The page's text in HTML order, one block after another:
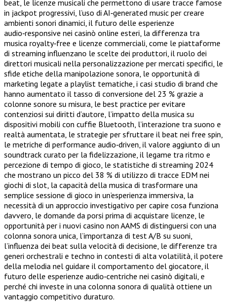
beat, le licenze musicali che permettono di usare tracce famose
in jackpot progressivi, l’uso di AI‑generated music per creare
ambienti sonori dinamici, il futuro delle esperienze
audio‑responsive nei casinò online esteri, la differenza tra
musica royalty‑free e licenze commerciali, come le piattaforme
di streaming influenzano le scelte dei produttori, il ruolo dei
direttori musicali nella personalizzazione per mercati specifici, le
sfide etiche della manipolazione sonora, le opportunità di
marketing legate a playlist tematiche, i casi studio di brand che
hanno aumentato il tasso di conversione del 23 % grazie a
colonne sonore su misura, le best practice per evitare
contenziosi sui diritti d’autore, l’impatto della musica su
dispositivi mobili con cuffie Bluetooth, l’interazione tra suono e
realtà aumentata, le strategie per sfruttare il beat nei free spin,
le metriche di performance audio‑driven, il valore aggiunto di un
soundtrack curato per la fidelizzazione, il legame tra ritmo e
percezione di tempo di gioco, le statistiche di streaming 2024
che mostrano un picco del 38 % di utilizzo di tracce EDM nei
giochi di slot, la capacità della musica di trasformare una
semplice sessione di gioco in un’esperienza immersiva, la
necessità di un approccio investigativo per capire cosa funziona
davvero, le domande da porsi prima di acquistare licenze, le
opportunità per i nuovi casino non AAMS di distinguersi con una
colonna sonora unica, l’importanza di test A/B su suoni,
l’influenza dei beat sulla velocità di decisione, le differenze tra
generi orchestrali e techno in contesti di alta volatilità, il potere
della melodia nel guidare il comportamento del giocatore, il
futuro delle esperienze audio‑centriche nei casinò digitali, e
perché chi investe in una colonna sonora di qualità ottiene un
vantaggio competitivo duraturo.